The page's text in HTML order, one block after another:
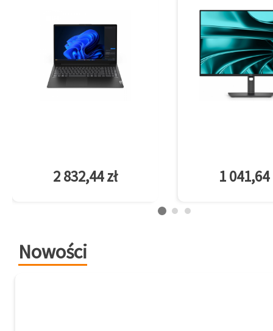
2 832,44 zł 1 041,64
Nowości